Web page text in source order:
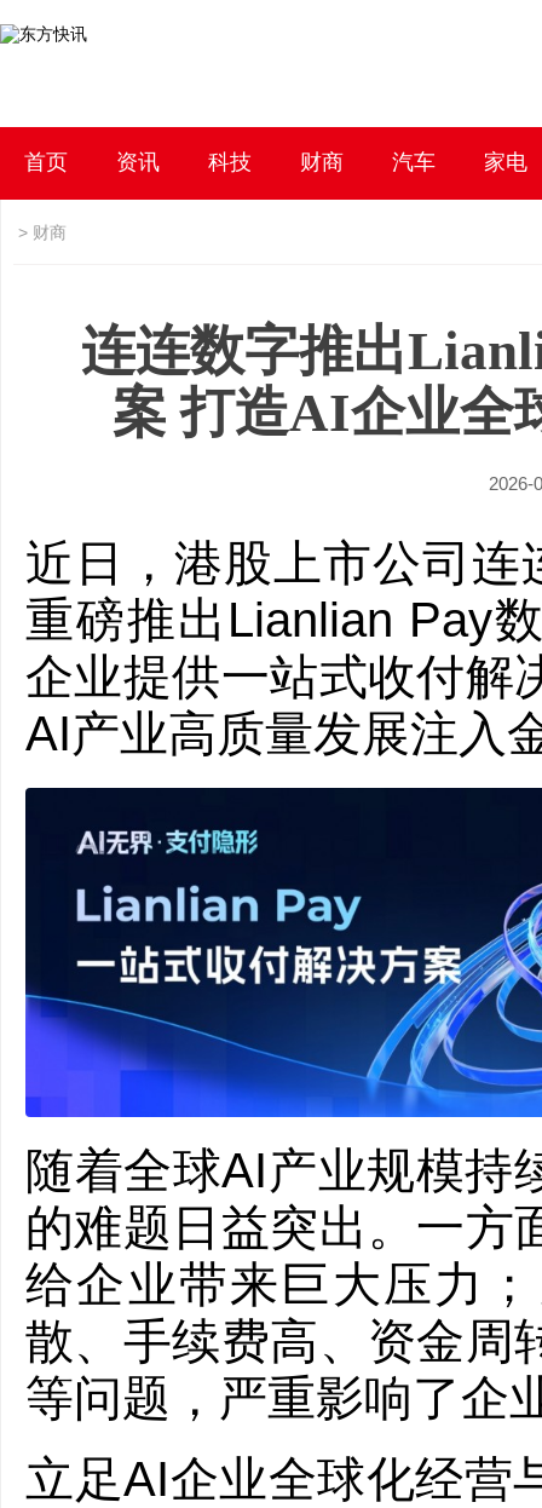
首页 资讯 科技 财商 汽车 家电
> 财商
连连数字推出
案 打造AI企业全
2026-
近日，港股上市公司连
重磅推出Lianlian Pay
企业提供一站式收付解
AI产业高质量发展注入
随着全球AI产业规模持
的难题日益突出。一方
给企业带来巨大压力
散、手续费高、资金周
等问题，严重影响了企
立足AI企业全球化经营